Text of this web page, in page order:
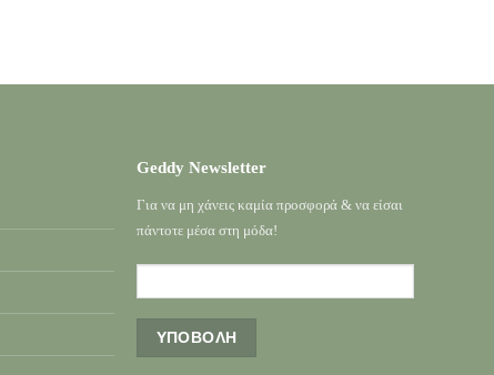
Geddy Newsletter
Για να μη χάνεις καμία προσφορά & να είσαι
πάντοτε μέσα στη μόδα!